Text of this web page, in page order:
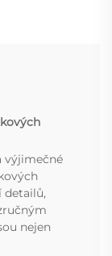
výjimečné
detailů,
nejen